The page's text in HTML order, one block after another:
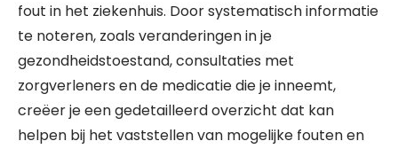
fout in het ziekenhuis. Door systematisch informatie
te noteren, zoals veranderingen in je
gezondheidstoestand, consultaties met
zorgverleners en de medicatie die je inneemt,
creëer je een gedetailleerd overzicht dat kan
helpen bij het vaststellen van mogelijke fouten en